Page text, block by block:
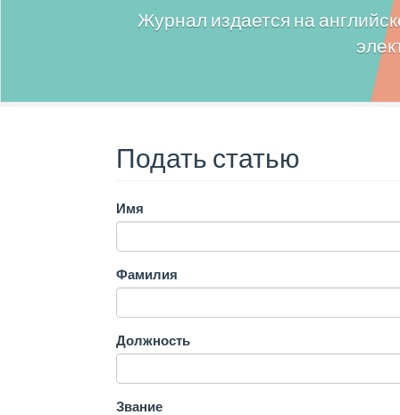
Журнал издается на
Подать статью
Имя
Фамилия
Должность
Звание